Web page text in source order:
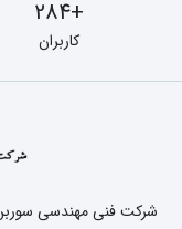
+284
کاربران